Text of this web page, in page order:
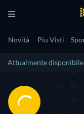
Novità Piu Visti
Attualmente disponibile